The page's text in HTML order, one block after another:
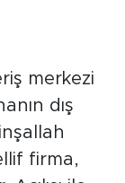
merkezi
dış
firma,